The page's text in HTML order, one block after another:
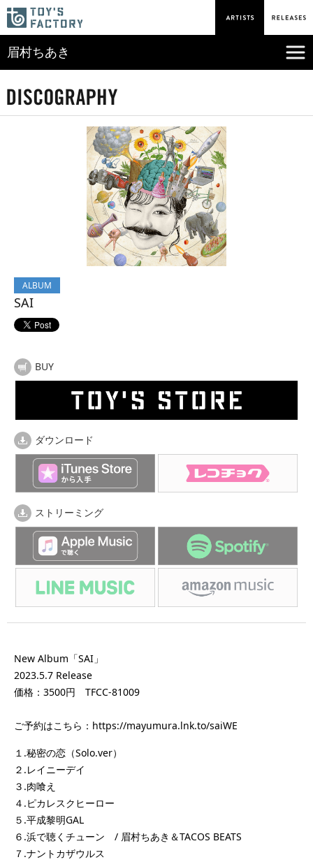
眉村ちあき
ALBUM
SAI
BUY
ダウンロード
ストリーミング
New Album「SAI」
2023.5.7 Release
価格：3500円 TFCC-81009
ご予約はこちら： https://mayumura.lnk.to/saiWE
１.秘密の恋（Solo.ver）
２.レイニーデイ
３.肉喰え
４.ピカレスクヒーロー
５.平成黎明GAL
６.浜で聴くチューン / 眉村ちあき＆TACOS BEATS
７.ナントカザウルス